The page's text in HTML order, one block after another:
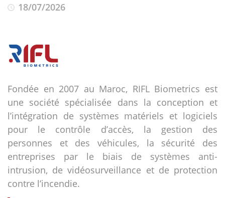
18/07/2026
Fondée en 2007 au Maroc, RIFL Biometrics est
une société spécialisée dans la conception et
l’intégration de systèmes matériels et logiciels
pour le contrôle d’accès, la gestion des
personnes et des véhicules, la sécurité des
entreprises par le biais de systèmes anti-
intrusion, de vidéosurveillance et de protection
contre l’incendie.